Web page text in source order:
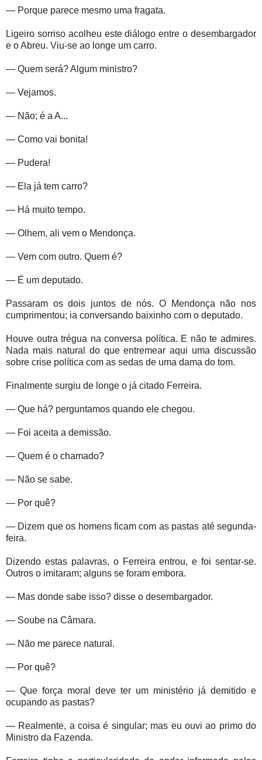
— Porque parece mesmo uma fragata.
Ligeiro sorriso acolheu este diálogo entre o desembargador
e o Abreu. Viu-se ao longe um carro.
— Quem será? Algum ministro?
— Vejamos.
— Não; é a A...
— Como vai bonita!
— Pudera!
— Ela já tem carro?
— Há muito tempo.
— Olhem, ali vem o Mendonça.
— Vem com outro. Quem é?
— É um deputado.
Passaram os dois juntos de nós. O Mendonça não nos
cumprimentou; ia conversando baixinho com o deputado.
Houve outra trégua na conversa política. E não te admires.
Nada mais natural do que entremear aqui uma discussão
sobre crise política com as sedas de uma dama do tom.
Finalmente surgiu de longe o já citado Ferreira.
— Que há? perguntamos quando ele chegou.
— Foi aceita a demissão.
— Quem é o chamado?
— Não se sabe.
— Por quê?
— Dizem que os homens ficam com as pastas até segunda-
feira.
Dizendo estas palavras, o Ferreira entrou, e foi sentar-se.
Outros o imitaram; alguns se foram embora.
— Mas donde sabe isso? disse o desembargador.
— Soube na Câmara.
— Não me parece natural.
— Por quê?
— Que força moral deve ter um ministério já demitido e
ocupando as pastas?
— Realmente, a coisa é singular; mas eu ouvi ao primo do
Ministro da Fazenda.